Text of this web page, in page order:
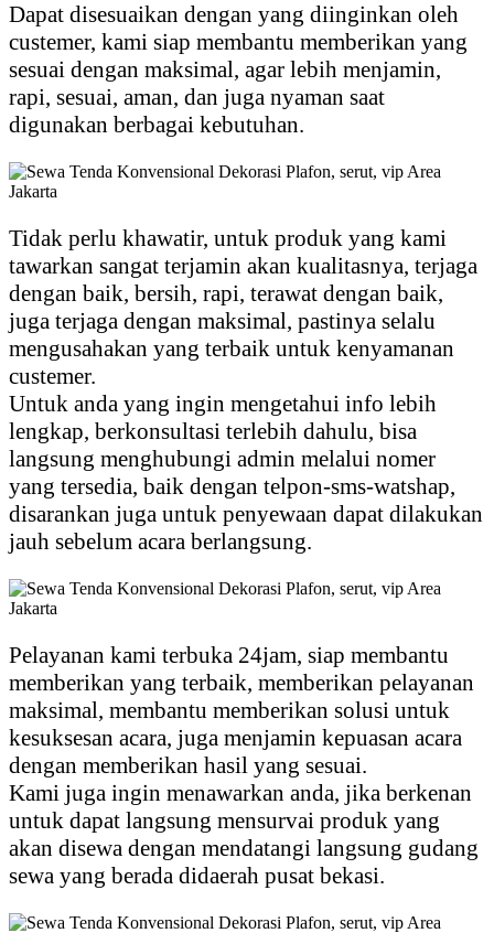
Dapat disesuaikan dengan yang diinginkan oleh
custemer, kami siap membantu memberikan yang
sesuai dengan maksimal, agar lebih menjamin,
rapi, sesuai, aman, dan juga nyaman saat
digunakan berbagai kebutuhan.
Tidak perlu khawatir, untuk produk yang kami
tawarkan sangat terjamin akan kualitasnya, terjaga
dengan baik, bersih, rapi, terawat dengan baik,
juga terjaga dengan maksimal, pastinya selalu
mengusahakan yang terbaik untuk kenyamanan
custemer.
Untuk anda yang ingin mengetahui info lebih
lengkap, berkonsultasi terlebih dahulu, bisa
langsung menghubungi admin melalui nomer
yang tersedia, baik dengan telpon-sms-watshap,
disarankan juga untuk penyewaan dapat dilakukan
jauh sebelum acara berlangsung.
Pelayanan kami terbuka 24jam, siap membantu
memberikan yang terbaik, memberikan pelayanan
maksimal, membantu memberikan solusi untuk
kesuksesan acara, juga menjamin kepuasan acara
dengan memberikan hasil yang sesuai.
Kami juga ingin menawarkan anda, jika berkenan
untuk dapat langsung mensurvai produk yang
akan disewa dengan mendatangi langsung gudang
sewa yang berada didaerah pusat bekasi.